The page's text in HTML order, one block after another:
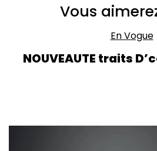
Vous
En Vogue
NOUVEAUTE traits